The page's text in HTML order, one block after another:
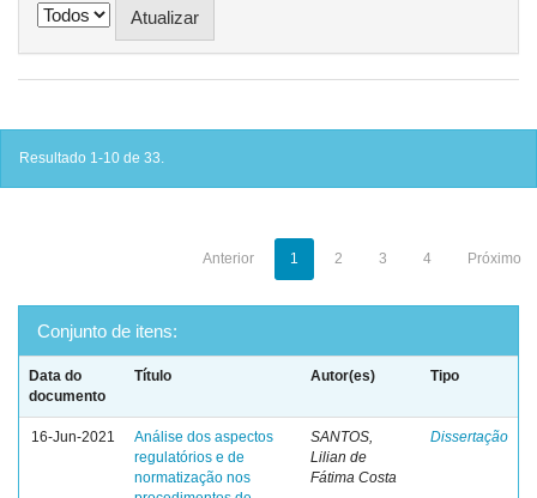
Resultado 1-10 de 33.
Anterior 1 2 3 4 Próximo
Conjunto de itens:
Data do
documento
Título Autor(es) Tipo
16-Jun-2021
Análise dos aspectos
regulatórios e de
normatização nos
SANTOS,
Lilian de
Fátima Costa
Dissertação